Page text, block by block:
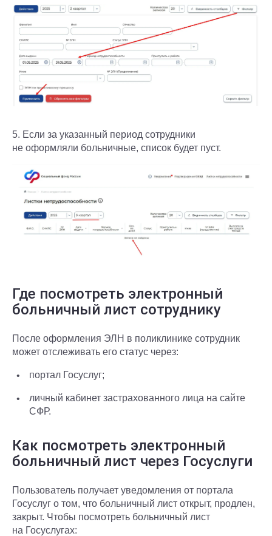
5. Если за указанный период сотрудники
не оформляли больничные, список будет пуст.
Где посмотреть электронный
больничный лист сотруднику
После оформления ЭЛН в поликлинике сотрудник
может отслеживать его статус через:
портал Госуслуг;
личный кабинет застрахованного лица на сайте
СФР.
Как посмотреть электронный
больничный лист через Госуслуги
Пользователь получает уведомления от портала
Госуслуг о том, что больничный лист открыт, продлен,
закрыт. Чтобы посмотреть больничный лист
на Госуслугах: